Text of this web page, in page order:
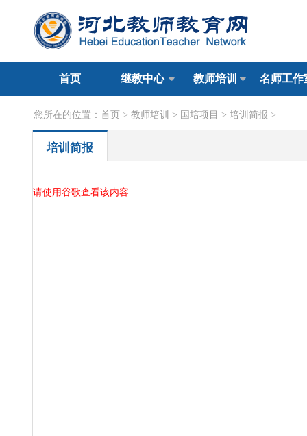
首页 继教中心 教师培训 名师工作
您所在的位置： 首页 > 教师培训 > 国培项目 > 培训简报 >
培训简报
请使用谷歌查看该内容